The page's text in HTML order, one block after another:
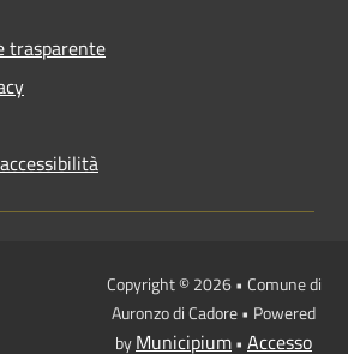
trasparente
Copyright © 2026 • Comune di
Auronzo di Cadore • Powered
byMunicipium• Accesso